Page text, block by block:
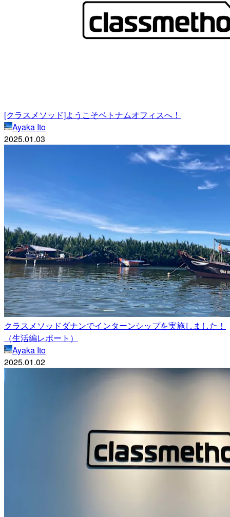
[クラスメソッド]ようこそベトナムオフィスへ！
Ayaka Ito
2025.01.03
クラスメソッドダナンでインターンシップを実施しました！
（生活編レポート）
Ayaka Ito
2025.01.02